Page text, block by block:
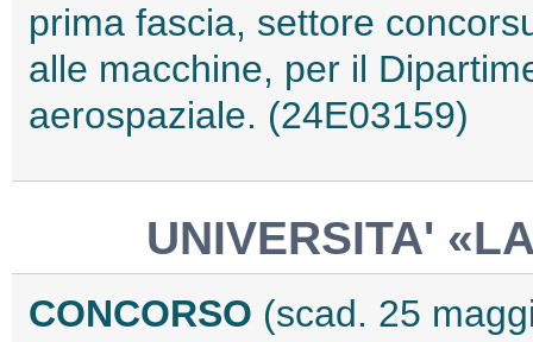
prima fascia, settore
alle macchine, per il
aerospaziale. (24E03159)
UNIVERSITA'
CONCORSO (scad. 25